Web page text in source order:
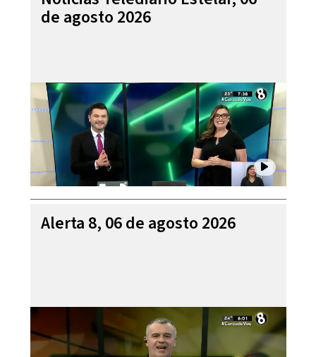
de agosto 2026
Alerta 8, 06 de agosto 2026